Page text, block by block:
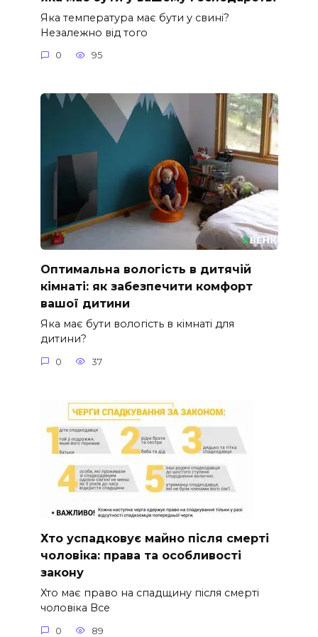
Яка температура має бути у свині?
Незалежно від того
0 95
Оптимальна вологість в дитячій
кімнаті: як забезпечити комфорт
вашої дитини
Яка має бути вологість в кімнаті для
дитини?
0 37
Хто успадковує майно після смерті
чоловіка: права та особливості
закону
Хто має право на спадщину після смерті
чоловіка Все
0 89